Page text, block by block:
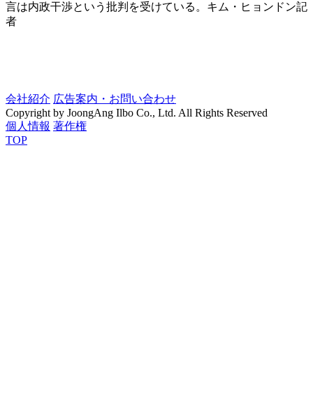
言は内政干渉という批判を受けている。キム・ヒョンドン記
者
会社紹介 広告案内・お問い合わせ
Copyright by JoongAng Ilbo Co., Ltd. All Rights Reserved
個人情報 著作権
TOP